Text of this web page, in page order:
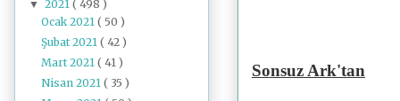
Sonsuz Ark'tan
▼ 2021 ( 498 )
Ocak 2021( 50 )
Şubat 2021( 42 )
Mart 2021( 41 )
Nisan 2021( 35 )